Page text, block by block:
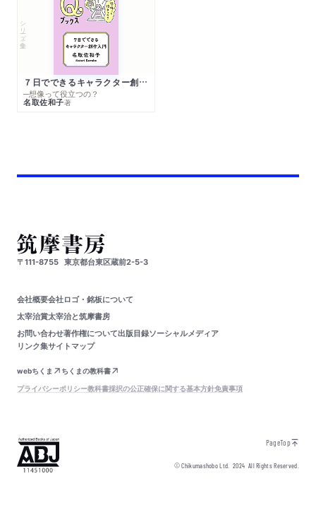
シリーズ・全集
７日でできるキャラクター創作入門
─想像って役立つの？
名取佐和子著
〒111-8755 東京都台東区蔵前2-5-3
会社概要会社ロゴ・銘板について
太宰治賞太宰治と筑摩書房
お問い合わせ著作権について出版目録ソーシャルメディア
リンク集サイトマップ
webちくま
ちくまの教科書
プライバシーポリシー教科書採択の公正確保に関する基本方針免責事項
PageTop
© Chikumashobo Ltd.2024 All Rights Reserved.